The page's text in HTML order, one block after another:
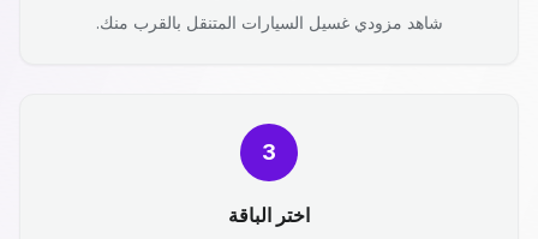
شاهد مزودي غسيل السيارات المتنقل بالقرب منك.
3
اختر الباقة